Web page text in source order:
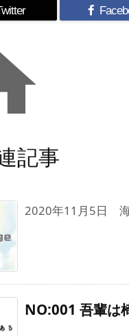
記事
2020年11月5日
NO:001 吾輩は